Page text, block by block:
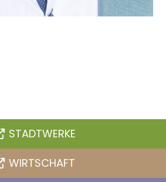
STADTWERKE
WIRTSCHAFT